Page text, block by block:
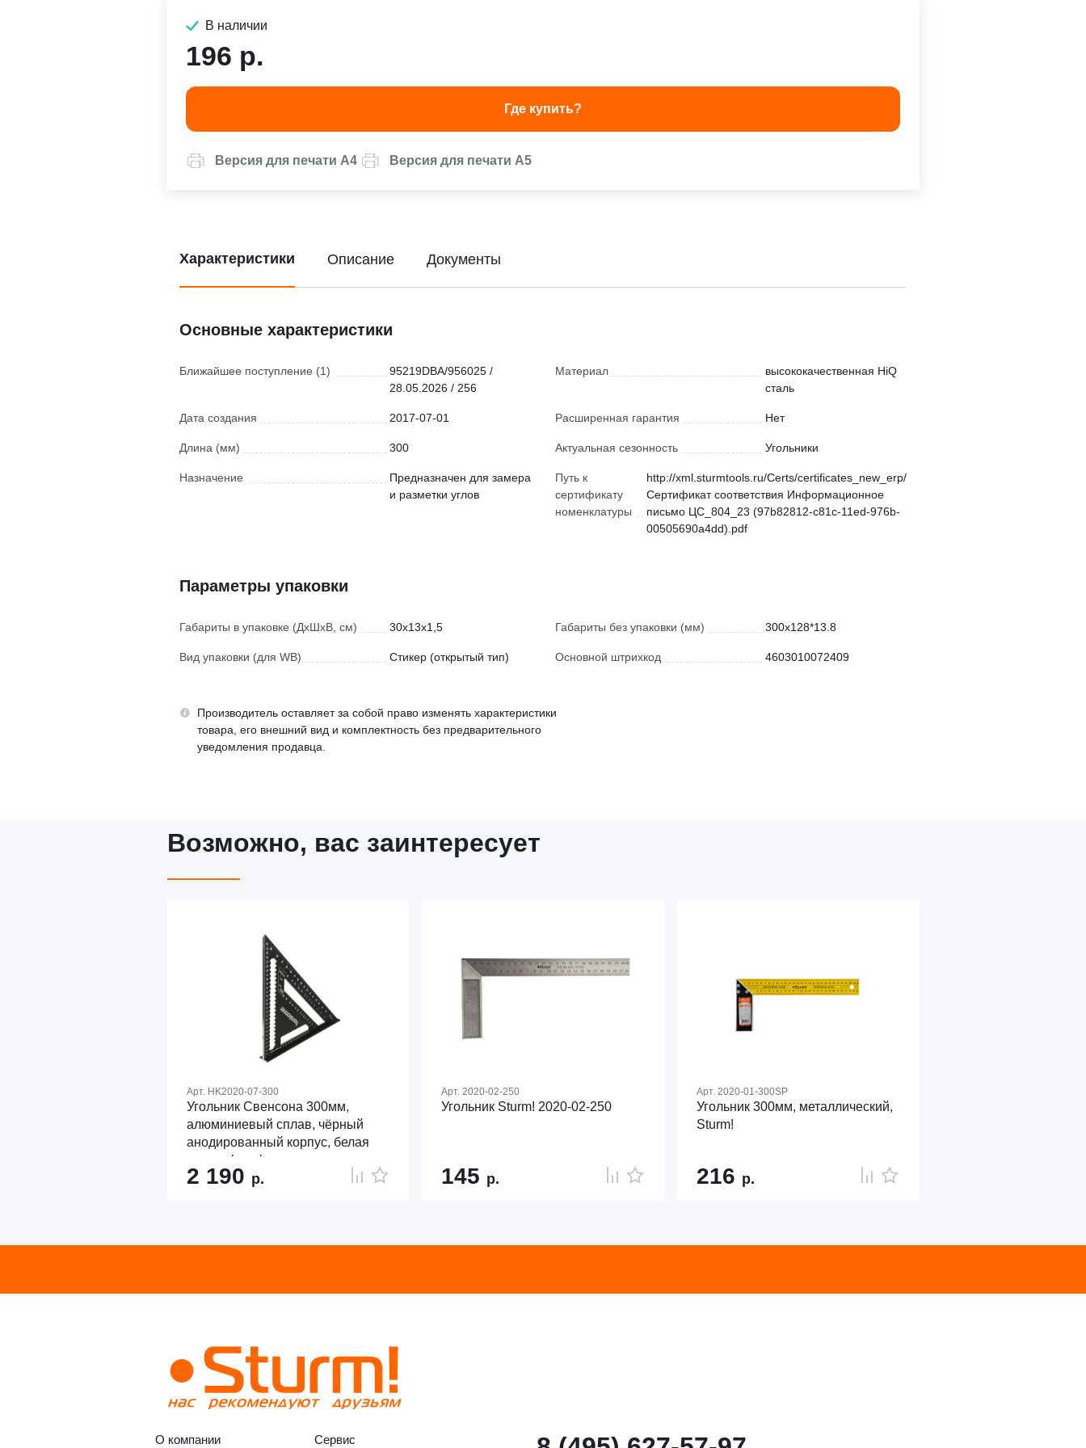
В наличии
196 р.
Где купить?
Версия для печати А4 Версия для печати А5
Характеристики
Основные характеристики
Ближайшее поступление (1)
95219DBA/956025 /
28.05.2026 / 256
Дата создания 2017-07-01
Длина (мм) 300
Назначение
Предназначен для замера
и разметки углов
Материал
высококачественная HiQ
сталь
Расширенная гарантия Нет
Актуальная сезонность Угольники
Путь к
сертификату
номенклатуры
http://xml.sturmtools.ru/Certs/certificates_new_erp/
Сертификат соответствия Информационное
письмо ЦС_804_23 (97b82812-c81c-11ed-976b-
00505690a4dd).pdf
Параметры упаковки
Габариты в упаковке (ДхШхВ, см) 30x13x1,5
Вид упаковки (для WB) Стикер (открытый тип)
Габариты без упаковки (мм) 300x128*13.8
Основной штрихкод 4603010072409
Производитель оставляет за собой право изменять характеристики
товара, его внешний вид и комплектность без предварительного
уведомления продавца.
Описание Документы
Возможно, вас заинтересует
Арт. HK2020-07-300
Угольник Свенсона 300мм,
алюминиевый сплав, чёрный
анодированный корпус, белая
шкала, hanskonner
2 190 р.
Арт.2020-02-250
Угольник Sturm! 2020-02-250
145 р.
Арт. 2020-01-300SP
Угольник 300мм, металлический,
Sturm!
216 р.
О компании Сервис